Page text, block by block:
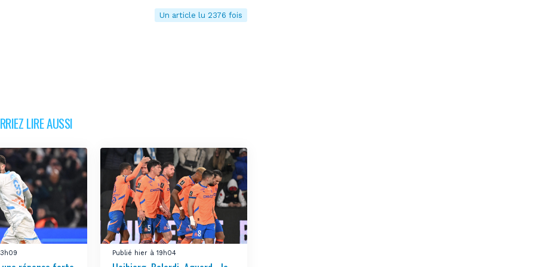
Un article lu 2376 fois
LIRE AUSSI
Publié hier à 19h04